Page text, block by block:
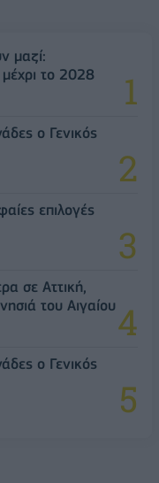
μαζί:
το 2028
ο Γενικός
επιλογές
σε Αττική,
του Αιγαίου
ο Γενικός